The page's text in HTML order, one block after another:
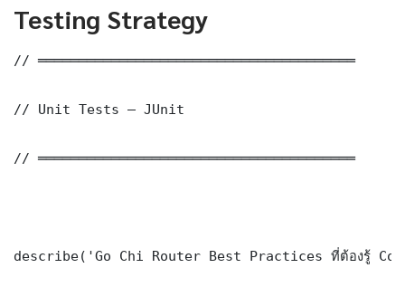
Testing Strategy
// ═══════════════════════════════════════
// Unit Tests — JUnit
// ═══════════════════════════════════════
describe('Go Chi Router Best Practices ที่ต้องรู้